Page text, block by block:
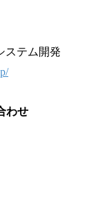
テム開発
わせ